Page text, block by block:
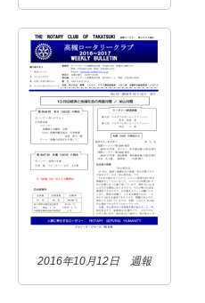
2016年10月12日 週報